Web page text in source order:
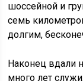
шоссейной и
семь
долгим,
Наконец вдали
много лет